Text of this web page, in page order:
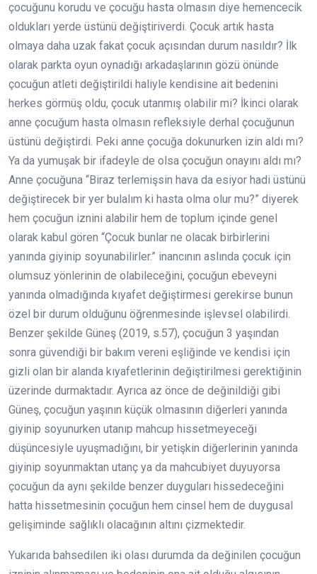
çocuğunu korudu ve çocuğu hasta olmasın diye hemencecik
oldukları yerde üstünü değiştiriverdi. Çocuk artık hasta
olmaya daha uzak fakat çocuk açısından durum nasıldır? İlk
olarak parkta oyun oynadığı arkadaşlarının gözü önünde
çocuğun atleti değiştirildi haliyle kendisine ait bedenini
herkes görmüş oldu, çocuk utanmış olabilir mi? İkinci olarak
anne çocuğum hasta olmasın refleksiyle derhal çocuğunun
üstünü değiştirdi. Peki anne çocuğa dokunurken izin aldı mı?
Ya da yumuşak bir ifadeyle de olsa çocuğun onayını aldı mı?
Anne çocuğuna “Biraz terlemişsin hava da esiyor hadi üstünü
değiştirecek bir yer bulalım ki hasta olma olur mu?” diyerek
hem çocuğun iznini alabilir hem de toplum içinde genel
olarak kabul gören “Çocuk bunlar ne olacak birbirlerini
yanında giyinip soyunabilirler.” inancının aslında çocuk için
olumsuz yönlerinin de olabileceğini, çocuğun ebeveyni
yanında olmadığında kıyafet değiştirmesi gerekirse bunun
özel bir durum olduğunu öğrenmesinde işlevsel olabilirdi.
Benzer şekilde Güneş (2019, s.57), çocuğun 3 yaşından
sonra güvendiği bir bakım vereni eşliğinde ve kendisi için
gizli olan bir alanda kıyafetlerinin değiştirilmesi gerektiğinin
üzerinde durmaktadır. Ayrıca az önce de değinildiği gibi
Güneş, çocuğun yaşının küçük olmasının diğerleri yanında
giyinip soyunurken utanıp mahcup hissetmeyeceği
düşüncesiyle uyuşmadığını, bir yetişkin diğerlerinin yanında
giyinip soyunmaktan utanç ya da mahcubiyet duyuyorsa
çocuğun da aynı şekilde benzer duyguları hissedeceğini
hatta hissetmesinin çocuğun hem cinsel hem de duygusal
gelişiminde sağlıklı olacağının altını çizmektedir.
Yukarıda bahsedilen iki olası durumda da değinilen çocuğun